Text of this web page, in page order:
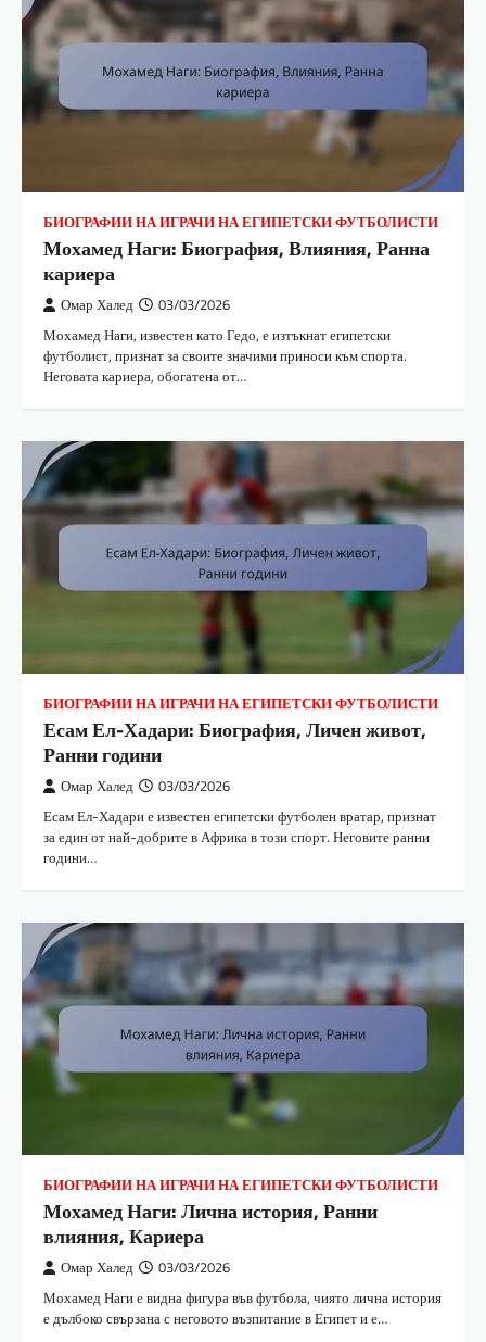
БИОГРАФИИ НА ИГРАЧИ НА ЕГИПЕТСКИ ФУТБОЛИСТИ
Мохамед Наги: Биография, Влияния, Ранна
кариера
Омар Халед 03/03/2026
Мохамед Наги, известен като Гедо, е изтъкнат египетски
футболист, признат за своите значими приноси към спорта.
Неговата кариера, обогатена от…
БИОГРАФИИ НА ИГРАЧИ НА ЕГИПЕТСКИ ФУТБОЛИСТИ
Есам Ел-Хадари: Биография, Личен живот,
Ранни години
Омар Халед 03/03/2026
Есам Ел-Хадари е известен египетски футболен вратар, признат
за един от най-добрите в Африка в този спорт. Неговите ранни
години…
БИОГРАФИИ НА ИГРАЧИ НА ЕГИПЕТСКИ ФУТБОЛИСТИ
Мохамед Наги: Лична история, Ранни
влияния, Кариера
Омар Халед 03/03/2026
Мохамед Наги е видна фигура във футбола, чиято лична история
е дълбоко свързана с неговото възпитание в Египет и е…